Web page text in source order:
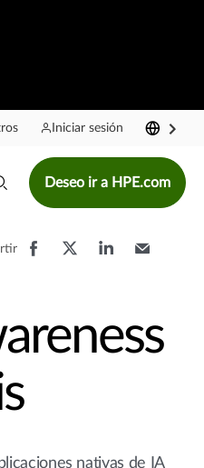
Iniciar sesión
Deseo ir a HPE.com
nativas de IA